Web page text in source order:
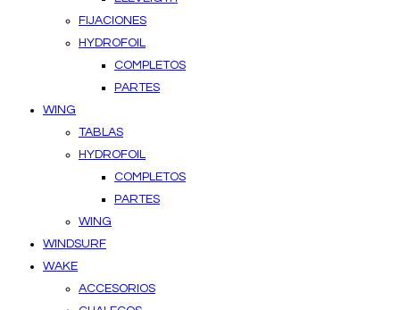
FIJACIONES
HYDROFOIL
COMPLETOS
PARTES
WING
TABLAS
HYDROFOIL
COMPLETOS
PARTES
WING
WINDSURF
WAKE
ACCESORIOS